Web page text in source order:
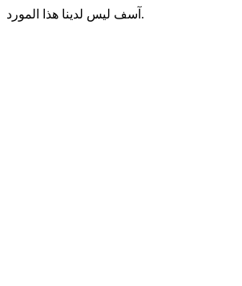
آسف ليس لدينا هذا المورد.